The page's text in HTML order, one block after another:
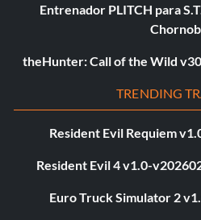
Entrenador PLITCH para
theHunter: Call of the Wild
TRENDING
Resident Evil Requiem
Resident Evil 4 v1.0-
Euro Truck Simulator 2